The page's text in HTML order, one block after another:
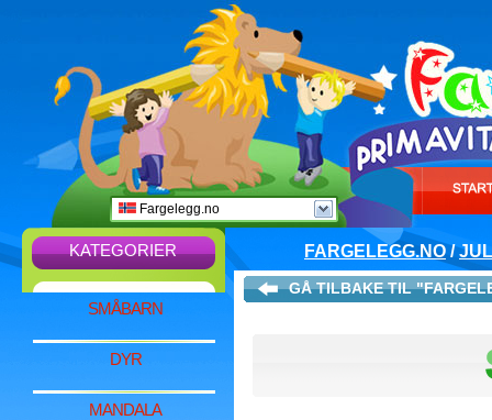
Fargelegg.no
KATEGORIER
SMÅBARN
DYR
MANDALA
FARGELEGG.NO/JUL
GÅ TILBAKE TIL